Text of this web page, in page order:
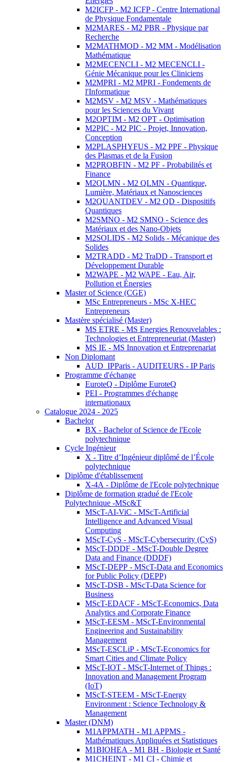
M2ICFP - M2 ICFP - Centre International
de Physique Fondamentale
M2MARES - M2 PBR - Physique par
Recherche
M2MATHMOD - M2 MM - Modélisation
Mathématique
M2MECENCLI - M2 MECENCLI -
Génie Mécanique pour les Cliniciens
M2MPRI - M2 MPRI - Fondements de
l'Informatique
M2MSV - M2 MSV - Mathématiques
pour les Sciences du Vivant
M2OPTIM - M2 OPT - Optimisation
M2PIC - M2 PIC - Projet, Innovation,
Conception
M2PLASPHYFUS - M2 PPF - Physique
des Plasmas et de la Fusion
M2PROBFIN - M2 PF - Probabilités et
Finance
M2QLMN - M2 QLMN - Quantique,
Lumière, Matériaux et Nanosciences
M2QUANTDEV - M2 QD - Dispositifs
Quantiques
M2SMNO - M2 SMNO - Science des
Matériaux et des Nano-Objets
M2SOLIDS - M2 Solids - Mécanique des
Solides
M2TRADD - M2 TraDD - Transport et
Développement Durable
M2WAPE - M2 WAPE - Eau, Air,
Pollution et Énergies
Master of Science (CGE)
MSc Entrepreneurs - MSc X-HEC
Entrepreneurs
Mastère spécialisé (Master)
MS ETRE - MS Energies Renouvelables :
Technologies et Entrepreneuriat (Master)
MS IE - MS Innovation et Entreprenariat
Non Diplomant
AUD_IPParis - AUDITEURS - IP Paris
Programme d'échange
EuroteQ - Diplôme EuroteQ
PEI - Programmes d'échange
internationaux
Catalogue 2024 - 2025
Bachelor
BX - Bachelor of Science de l'Ecole
polytechnique
Cycle Ingénieur
X - Titre d’Ingénieur diplômé de l’École
polytechnique
Diplôme d'établissement
X-4A - Diplôme de l'Ecole polytechnique
Diplôme de formation gradué de l'Ecole
Polytechnique -MSc&T
MScT-AI-ViC - MScT-Artificial
Intelligence and Advanced Visual
Computing
MScT-CyS - MScT-Cybersecurity (CyS)
MScT-DDDF - MScT-Double Degree
Data and Finance (DDDF)
MScT-DEPP - MScT-Data and Economics
for Public Policy (DEPP)
MScT-DSB - MScT-Data Science for
Business
MScT-EDACF - MScT-Economics, Data
Analytics and Corporate Finance
MScT-EESM - MScT-Environmental
Engineering and Sustainability
Management
MScT-ESCLiP - MScT-Economics for
Smart Cities and Climate Policy
MScT-IOT - MScT-Internet of Things :
Innovation and Management Program
(IoT)
MScT-STEEM - MScT-Energy
Environment : Science Technology &
Management
Master (DNM)
M1APPMATH - M1 APPMS -
Mathématiques Appliquées et Statistiques
M1BIOHEA - M1 BH - Biologie et Santé
M1CHEINT - M1 CI - Chimie et